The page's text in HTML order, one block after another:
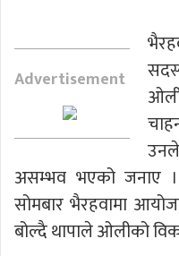
Advertisement
असम्भव भएको जनाए ।
सोमबार भैरहवामा
बोल्दै थापाले ओलीको